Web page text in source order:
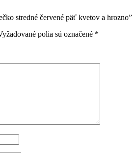
stredné červené päť kvetov a hrozno”
polia sú označené *